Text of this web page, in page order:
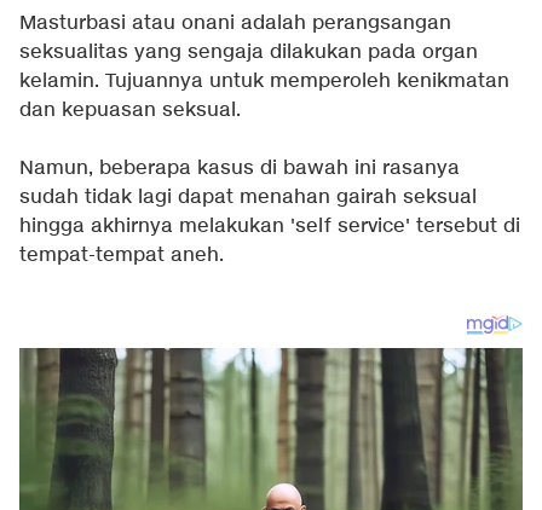
Masturbasi atau onani adalah perangsangan
seksualitas yang sengaja dilakukan pada organ
kelamin. Tujuannya untuk memperoleh kenikmatan
dan kepuasan seksual.
Namun, beberapa kasus di bawah ini rasanya
sudah tidak lagi dapat menahan gairah seksual
hingga akhirnya melakukan 'self service' tersebut di
tempat-tempat aneh.